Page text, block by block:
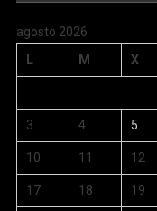
agosto 2026
L
M X
3 4 5
10 11 12
17 18 19